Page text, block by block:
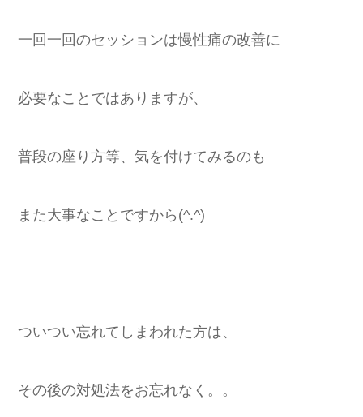
一回一回のセッションは慢性痛の改善に
必要なことではありますが、
普段の座り方等、気を付けてみるのも
また大事なことですから(^.^)
ついつい忘れてしまわれた方は、
その後の対処法をお忘れなく。。